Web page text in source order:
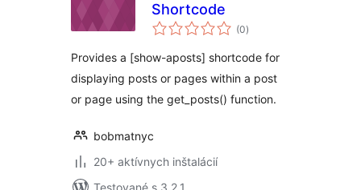
Shortcode
(0celkové
hodnotenie
)
Provides a [show-aposts] shortcode for
displaying posts or pages within a post
or page using the get_posts() function.
bobmatnyc
20+ aktívnych inštalácií
Testované s 3.2.1